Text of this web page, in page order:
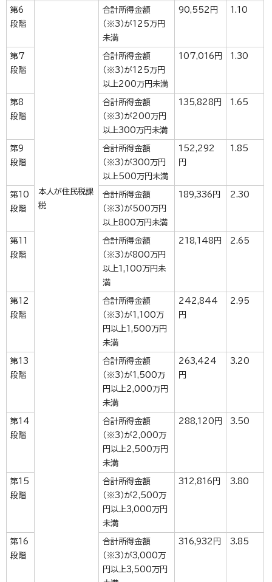
第6
段階
本人が住民税課
税
合計所得金額
（※3）が125万円
未満
90,552円 1.10
第7
段階
合計所得金額
（※3）が125万円
以上200万円未満
107,016円 1.30
第8
段階
合計所得金額
（※3）が200万円
以上300万円未満
135,828円 1.65
第9
段階
合計所得金額
（※3）が300万円
以上500万円未満
152,292
円
1.85
第10
段階
合計所得金額
（※3）が500万円
以上800万円未満
189,336円 2.30
第11
段階
合計所得金額
（※3）が800万円
以上1,100万円未
満
218,148円 2.65
第12
段階
合計所得金額
（※3）が1,100万
円以上1,500万円
未満
242,844
円
2.95
第13
段階
合計所得金額
（※3）が1,500万
円以上2,000万円
未満
263,424
円
3.20
第14
段階
合計所得金額
（※3）が2,000万
円以上2,500万円
未満
288,120円 3.50
第15
段階
合計所得金額
（※3）が2,500万
円以上3,000万円
未満
312,816円 3.80
第16
段階
合計所得金額
（※3）が3,000万
円以上3,500万円
316,932円 3.85